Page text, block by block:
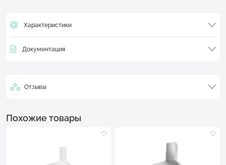
Характеристики
Документация
Отзывы
Похожие товары